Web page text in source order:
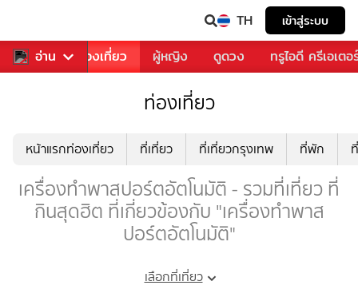
TH เข้าสู่ระบบ
อ่าน
อาหาร ท่องเที่ยว ผู้หญิง ดูดวง ทรูไอดี ครีเอเตอ
ท่องเที่ยว
หน้าแรกท่องเที่ยว ที่เที่ยว ที่เที่ยวกรุงเทพ ที่พัก
เครื่องทำพาสปอร์ตอัตโนมัติ - รวมที่เที่ยว ที่
กินสุดฮิต ที่เกี่ยวข้องกับ "เครื่องทำพาส
ปอร์ตอัตโนมัติ"
เลือกที่เที่ยว